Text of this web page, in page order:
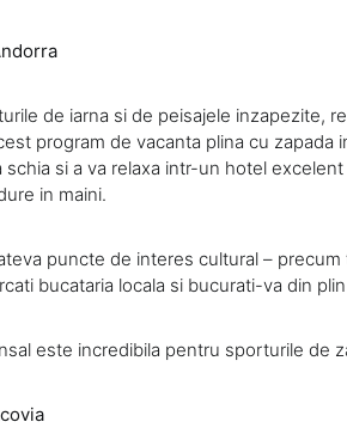
de iarna si de peisajele inzapezite,
program de vacanta plina cu zapada
si a va relaxa intr-un hotel
in maini.
puncte de interes cultural –
bucataria locala si bucurati-va din
este incredibila pentru sporturile de